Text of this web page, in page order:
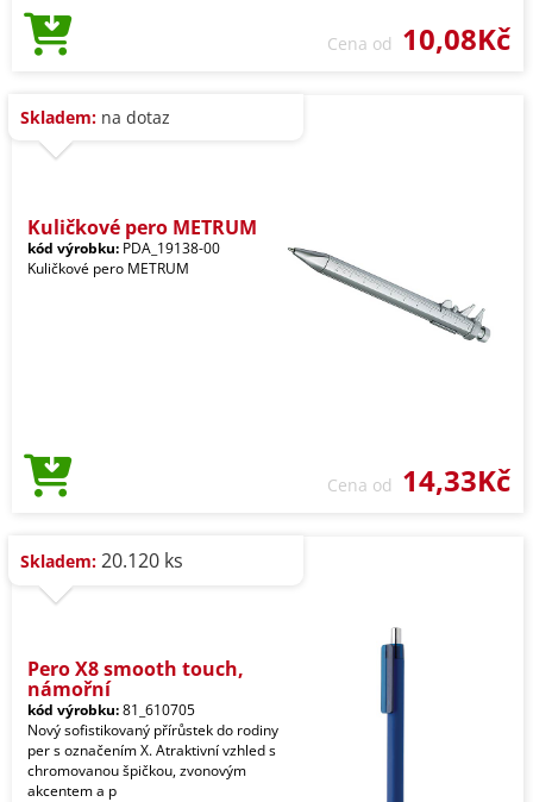
Cena od 10,08Kč
Skladem: na dotaz
Kuličkové pero METRUM
kód výrobku: PDA_19138-00
Kuličkové pero METRUM
Cena od 14,33Kč
Skladem: 20.120 ks
Pero X8 smooth touch,
námořní
kód výrobku:81_610705
Nový sofistikovaný přírůstek do rodiny
per s označením X. Atraktivní vzhled s
chromovanou špičkou, zvonovým
akcentem a p